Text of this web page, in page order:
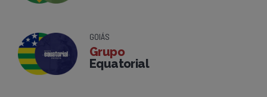
GOIÁS
Grupo
Equatorial